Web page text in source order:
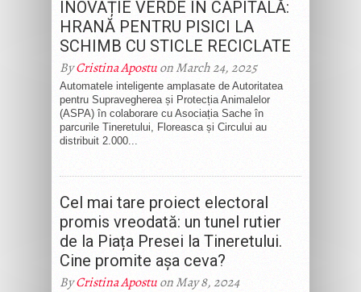
INOVAȚIE VERDE ÎN CAPITALĂ:
HRANĂ PENTRU PISICI LA
SCHIMB CU STICLE RECICLATE
ByCristina Apostuon March 24, 2025
Automatele inteligente amplasate de Autoritatea
pentru Supravegherea și Protecția Animalelor
(ASPA) în colaborare cu Asociația Sache în
parcurile Tineretului, Floreasca și Circului au
distribuit 2.000...
Cel mai tare proiect electoral
promis vreodată: un tunel rutier
de la Piața Presei la Tineretului.
Cine promite așa ceva?
ByCristina Apostuon May 8, 2024